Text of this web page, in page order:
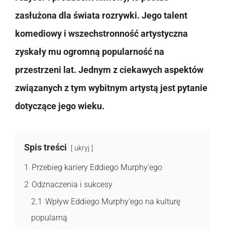
zasłużona dla świata rozrywki. Jego talent
komediowy i wszechstronność artystyczna
zyskały mu ogromną popularność na
przestrzeni lat. Jednym z ciekawych aspektów
związanych z tym wybitnym artystą jest pytanie
dotyczące jego wieku.
Spis treści ukryj
1 Przebieg kariery Eddiego Murphy’ego
2 Odznaczenia i sukcesy
2.1 Wpływ Eddiego Murphy’ego na kulturę
popularną